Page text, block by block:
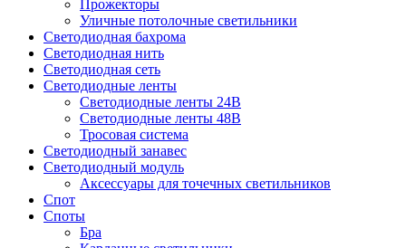
Прожекторы
Уличные потолочные светильники
Светодиодная бахрома
Светодиодная нить
Светодиодная сеть
Светодиодные ленты
Светодиодные ленты 24В
Светодиодные ленты 48В
Тросовая система
Светодиодный занавес
Светодиодный модуль
Аксессуары для точечных светильников
Спот
Споты
Бра